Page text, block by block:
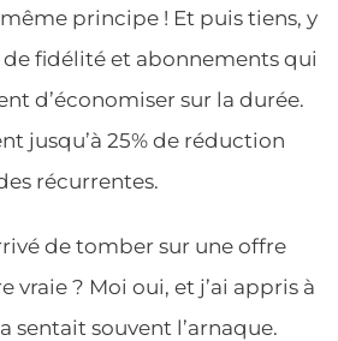
principe ! Et puis tiens, y
fidélité et abonnements qui
d’économiser sur la durée.
jusqu’à 25% de réduction
récurrentes.
de tomber sur une offre
vraie ? Moi oui, et j’ai appris à
sentait souvent l’arnaque.